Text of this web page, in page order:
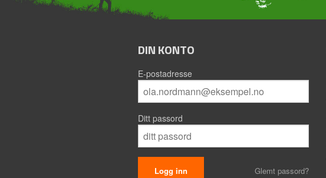
DIN KONTO
E-postadresse
Ditt passord
Glemt passord?